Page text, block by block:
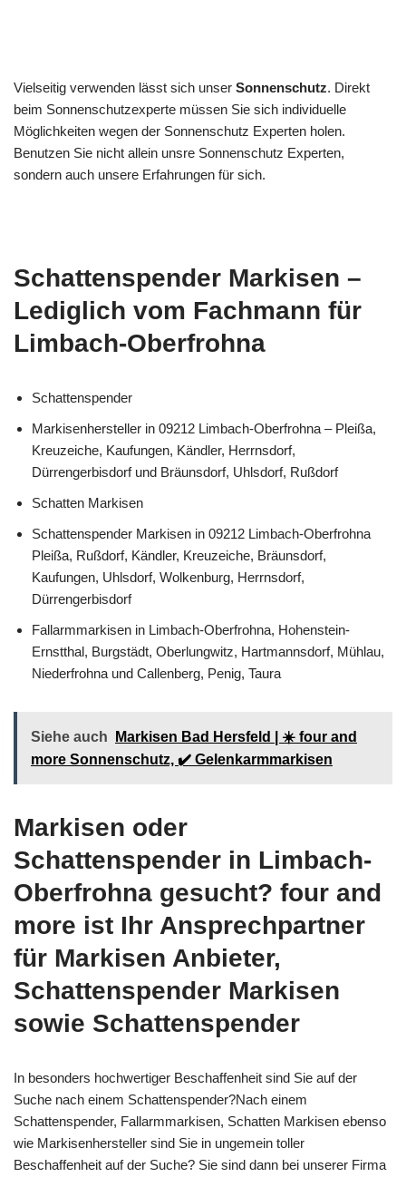
Vielseitig verwenden lässt sich unser Sonnenschutz. Direkt
beim Sonnenschutzexperte müssen Sie sich individuelle
Möglichkeiten wegen der Sonnenschutz Experten holen.
Benutzen Sie nicht allein unsre Sonnenschutz Experten,
sondern auch unsere Erfahrungen für sich.
Schattenspender Markisen –
Lediglich vom Fachmann für
Limbach-Oberfrohna
Schattenspender
Markisenhersteller in 09212 Limbach-Oberfrohna – Pleißa,
Kreuzeiche, Kaufungen, Kändler, Herrnsdorf,
Dürrengerbisdorf und Bräunsdorf, Uhlsdorf, Rußdorf
Schatten Markisen
Schattenspender Markisen in 09212 Limbach-Oberfrohna
Pleißa, Rußdorf, Kändler, Kreuzeiche, Bräunsdorf,
Kaufungen, Uhlsdorf, Wolkenburg, Herrnsdorf,
Dürrengerbisdorf
Fallarmmarkisen in Limbach-Oberfrohna, Hohenstein-
Ernstthal, Burgstädt, Oberlungwitz, Hartmannsdorf, Mühlau,
Niederfrohna und Callenberg, Penig, Taura
Siehe auch
Markisen Bad Hersfeld | ☀️ four and
more Sonnenschutz, ✔️ Gelenkarmmarkisen
Markisen oder
Schattenspender in Limbach-
Oberfrohna gesucht? four and
more ist Ihr Ansprechpartner
für Markisen Anbieter,
Schattenspender Markisen
sowie Schattenspender
In besonders hochwertiger Beschaffenheit sind Sie auf der
Suche nach einem Schattenspender?Nach einem
Schattenspender, Fallarmmarkisen, Schatten Markisen ebenso
wie Markisenhersteller sind Sie in ungemein toller
Beschaffenheit auf der Suche? Sie sind dann bei unserer Firma